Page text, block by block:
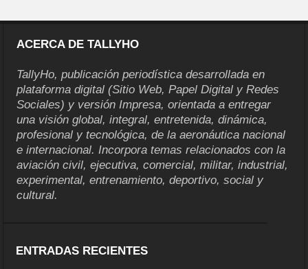
ACERCA DE TALLYHO
TallyHo, publicación periodística desarrollada en
plataforma digital (Sitio Web, Papel Digital y Redes
Sociales) y versión Impresa, orientada a entregar
una visión global, integral, entretenida, dinámica,
profesional y tecnológica, de la aeronáutica nacional
e internacional. Incorpora temas relacionados con la
aviación civil, ejecutiva, comercial, militar, industrial,
experimental, entrenamiento, deportivo, social y
cultural.
ENTRADAS RECIENTES